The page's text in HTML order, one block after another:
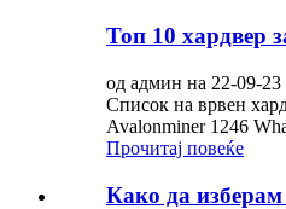
Топ 10 хардвер
од админ на 22-09-23
Список на врвен
Avalonminer 1246
Прочитај повеќе
Како да